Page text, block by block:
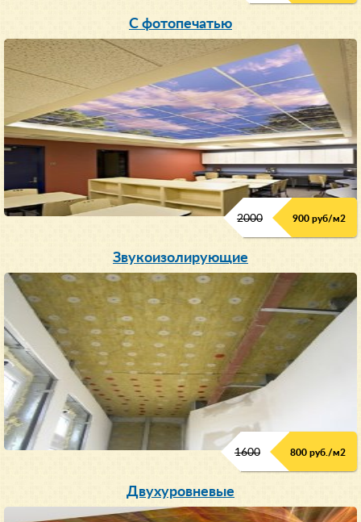
С фотопечатью
2000 900 руб/м2
Звукоизолирующие
1600 800 руб./м2
Двухуровневые